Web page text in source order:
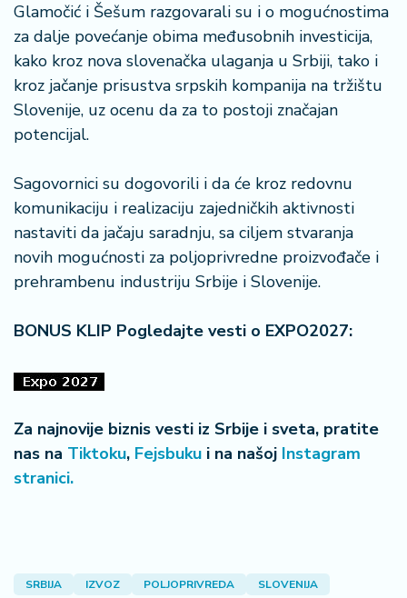
Glamočić i Šešum razgovarali su i o mogućnostima
za dalje povećanje obima međusobnih investicija,
kako kroz nova slovenačka ulaganja u Srbiji, tako i
kroz jačanje prisustva srpskih kompanija na tržištu
Slovenije, uz ocenu da za to postoji značajan
potencijal.
Sagovornici su dogovorili i da će kroz redovnu
komunikaciju i realizaciju zajedničkih aktivnosti
nastaviti da jačaju saradnju, sa ciljem stvaranja
novih mogućnosti za poljoprivredne proizvođače i
prehrambenu industriju Srbije i Slovenije.
BONUS KLIP Pogledajte vesti o EXPO2027:
Za najnovije biznis vesti iz Srbije i sveta, pratite
nas na Tiktoku, Fejsbuku i na našoj Instagram
stranici.
SRBIJA IZVOZ POLJOPRIVREDA SLOVENIJA